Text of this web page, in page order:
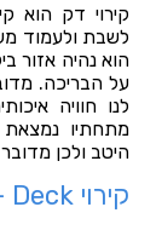
קירוי דק הוא
לשבת ולעמוד
הוא נהיה אזור
על הבריכה.
לנו חוויה
מתחתיו נמצאת
היטב ולכן
קירוי Deck